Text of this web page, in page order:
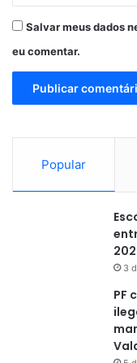
Salvar meus dados
eu comentar.
Popular
3
PF